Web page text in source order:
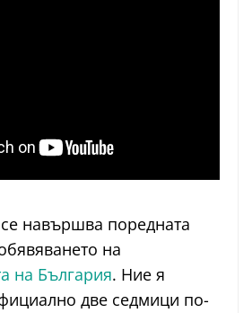
навършва поредната
на
на България. Ние я
две седмици по-